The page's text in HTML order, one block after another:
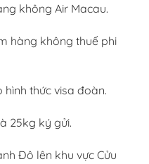
không Air Macau.
hàng không thuế phi
hình thức visa đoàn.
25kg ký gửi.
Đô lên khu vực Cửu